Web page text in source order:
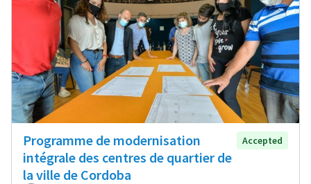
Programme de modernisation
intégrale des centres de quartier de
la ville de Cordoba
Accepted